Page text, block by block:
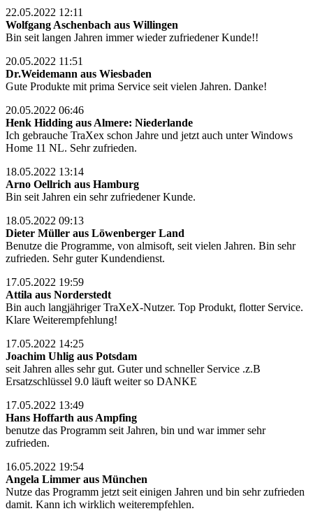
22.05.2022 12:11
Wolfgang Aschenbach aus Willingen
Bin seit langen Jahren immer wieder zufriedener Kunde!!
20.05.2022 11:51
Dr.Weidemann aus Wiesbaden
Gute Produkte mit prima Service seit vielen Jahren. Danke!
20.05.2022 06:46
Henk Hidding aus Almere: Niederlande
Ich gebrauche TraXex schon Jahre und jetzt auch unter Windows
Home 11 NL. Sehr zufrieden.
18.05.2022 13:14
Arno Oellrich aus Hamburg
Bin seit Jahren ein sehr zufriedener Kunde.
18.05.2022 09:13
Dieter Müller aus Löwenberger Land
Benutze die Programme, von almisoft, seit vielen Jahren. Bin sehr
zufrieden. Sehr guter Kundendienst.
17.05.2022 19:59
Attila aus Norderstedt
Bin auch langjähriger TraXeX-Nutzer. Top Produkt, flotter Service.
Klare Weiterempfehlung!
17.05.2022 14:25
Joachim Uhlig aus Potsdam
seit Jahren alles sehr gut. Guter und schneller Service .z.B
Ersatzschlüssel 9.0 läuft weiter so DANKE
17.05.2022 13:49
Hans Hoffarth aus Ampfing
benutze das Programm seit Jahren, bin und war immer sehr
zufrieden.
16.05.2022 19:54
Angela Limmer aus München
Nutze das Programm jetzt seit einigen Jahren und bin sehr zufrieden
damit. Kann ich wirklich weiterempfehlen.